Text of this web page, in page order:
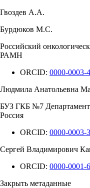
Гвоздев А.А.
Бурдюков М.С.
Российский
РАМН
ORCID: 0000-0003-
Людмила Анатольевна
БУЗ ГКБ №7
Россия
ORCID: 0000-0003-
Сергей Владимирович
ORCID: 0000-0001-
Закрыть метаданные